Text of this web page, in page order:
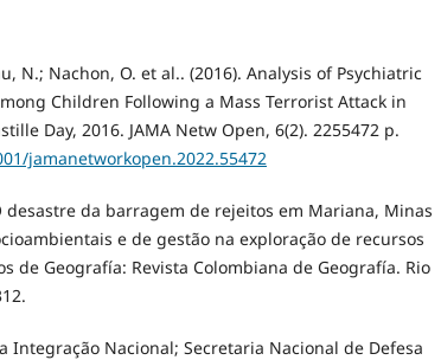
N.; Nachon, O. et al.. (2016). Analysis of Psychiatric
Children Following a Mass Terrorist Attack in
Day, 2016. JAMA Netw Open, 6(2). 2255472 p.
jamanetworkopen.2022.55472
desastre da barragem de rejeitos em Mariana, Minas
e de gestão na exploração de recursos
de Geografía: Revista Colombiana de Geografía. Rio
Integração Nacional; Secretaria Nacional de Defesa